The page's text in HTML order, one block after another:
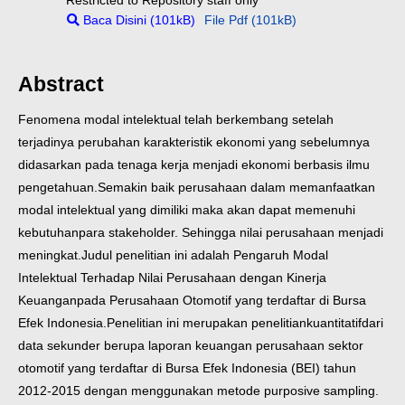
Baca Disini (101kB)
File Pdf (101kB)
Abstract
Fenomena modal intelektual telah berkembang setelah
terjadinya perubahan karakteristik ekonomi yang sebelumnya
didasarkan pada tenaga kerja menjadi ekonomi berbasis ilmu
pengetahuan.Semakin baik perusahaan dalam memanfaatkan
modal intelektual yang dimiliki maka akan dapat memenuhi
kebutuhanpara stakeholder. Sehingga nilai perusahaan menjadi
meningkat.Judul penelitian ini adalah Pengaruh Modal
Intelektual Terhadap Nilai Perusahaan dengan Kinerja
Keuanganpada Perusahaan Otomotif yang terdaftar di Bursa
Efek Indonesia. Penelitian ini merupakan penelitiankuantitatifdari
data sekunder berupa laporan keuangan perusahaan sektor
otomotif yang terdaftar di Bursa Efek Indonesia (BEI) tahun
2012-2015 dengan menggunakan metode purposive sampling.